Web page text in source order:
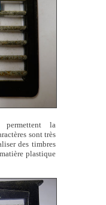
permettent la
sont très
des timbres
plastique